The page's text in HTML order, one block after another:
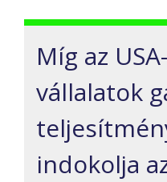
Míg az
vállalatok
indokolja